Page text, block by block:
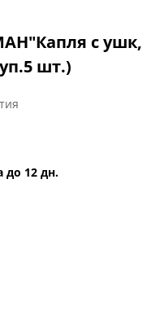
с ушк,
шт.)
до 12 дн.